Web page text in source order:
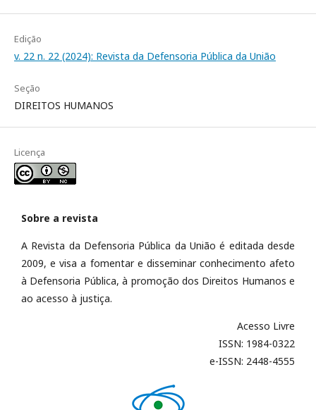
Edição
v. 22 n. 22 (2024): Revista da Defensoria Pública da União
Seção
DIREITOS HUMANOS
Licença
Sobre a revista
A Revista da Defensoria Pública da União é editada desde
2009, e visa a fomentar e disseminar conhecimento afeto
à Defensoria Pública, à promoção dos Direitos Humanos e
ao acesso à justiça.
Acesso Livre
ISSN: 1984-0322
e-ISSN: 2448-4555